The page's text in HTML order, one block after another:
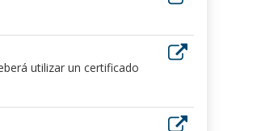
utilizar un certificado